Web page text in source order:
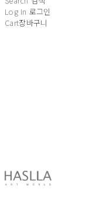
Log In 로그인
Cart장바구니